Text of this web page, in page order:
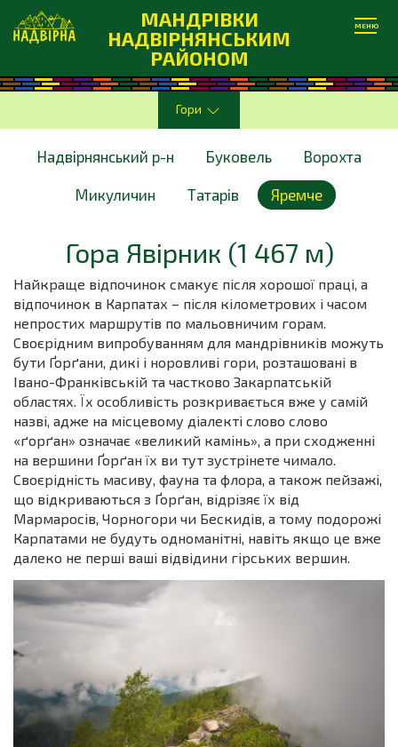
МАНДРІВКИ
НАДВІРНЯНСЬКИМ
РАЙОНОМ
МЕНЮ
Гори
Надвірнянський р-н Буковель Ворохта
Микуличин Татарів Яремче
Гора Явірник (1 467 м)
Найкраще відпочинок смакує після хорошої праці, а
відпочинок в Карпатах – після кілометрових і часом
непростих маршрутів по мальовничим горам.
Своєрідним випробуванням для мандрівників можуть
бути Ґорґани, дикі і норовливі гори, розташовані в
Івано-Франківській та частково Закарпатській
областях. Їх особливість розкривається вже у самій
назві, адже на місцевому діалекті слово слово
«ґорґан» означає «великий камінь», а при сходженні
на вершини Ґорґан їх ви тут зустрінете чимало.
Своєрідність масиву, фауна та флора, а також пейзажі,
що відкриваються з Ґорґан, відрізяє їх від
Мармаросів, Чорногори чи Бескидів, а тому подорожі
Карпатами не будуть одноманітні, навіть якщо це вже
далеко не перші ваші відвідини гірських вершин.